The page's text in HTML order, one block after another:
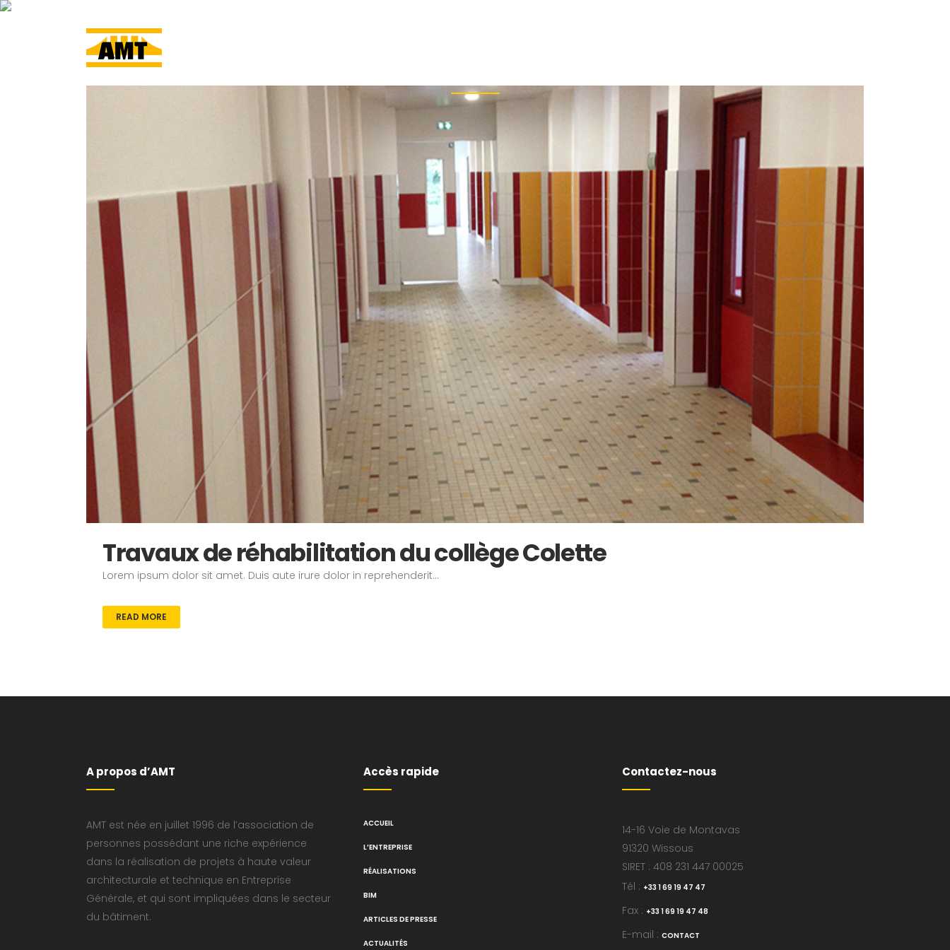
Travaux de réhabilitation du collège Colette
Lorem ipsum dolor sit amet. Duis aute irure dolor in reprehenderit...
READ MORE
A propos d’AMT
AMT est née en juillet 1996 de l’association de
personnes possédant une riche expérience
dans la réalisation de projets à haute valeur
architecturale et technique en Entreprise
Générale, et qui sont impliquées dans le secteur
du bâtiment.
Accès rapide
ACCUEIL
L’ENTREPRISE
RÉALISATIONS
BIM
ARTICLES DE PRESSE
ACTUALITÉS
Contactez-nous
14-16 Voie de Montavas
91320 Wissous
SIRET : 408 231 447 00025
Tél : +33 1 69 19 47 47
Fax : +33 1 69 19 47 48
E-mail :CONTACT